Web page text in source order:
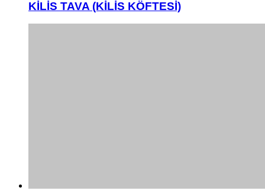
KİLİS TAVA (KİLİS KÖFTESİ)